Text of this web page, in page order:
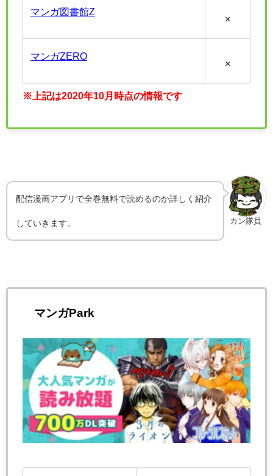
マンガ図書館Z
×
マンガZERO
×
※上記は2020年10月時点の情報です
カン隊員
配信漫画アプリで全巻無料で読めるのか詳しく紹介
していきます。
マンガPark